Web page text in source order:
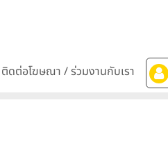
ติดต่อโฆษณา / ร่วมงานกับเรา